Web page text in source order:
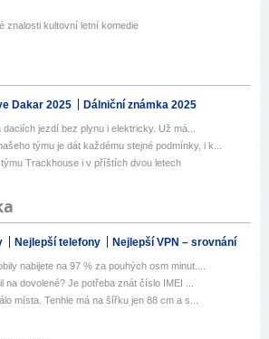
znalosti kultovní letní komedie
Dakar 2025 Dálniční známka 2025
jezdí bez plynu i elektricky. Už má...
týmu je dát každému stejné podmínky, i k...
Trackhouse i v příštích dvou letech
Nejlepší telefony Nejlepší VPN – srovnání
nabijete na 97 % za pouhých osm minut....
dovolené? Je potřeba znát číslo IMEI ...
místa. Tenhle má na šířku jen 88 cm a s...